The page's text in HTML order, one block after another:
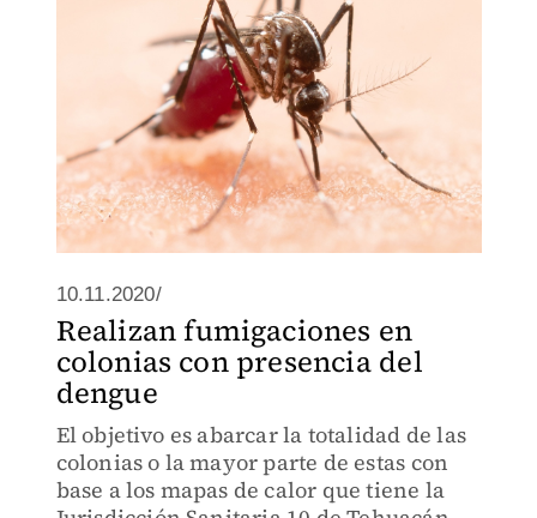
10.11.2020/
Realizan fumigaciones en
colonias con presencia del
dengue
El objetivo es abarcar la totalidad de las
colonias o la mayor parte de estas con
base a los mapas de calor que tiene la